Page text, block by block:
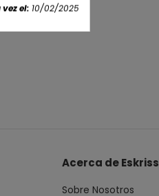
Acerca de Eskriss
Sobre Nosotros
el: 10/02/2025